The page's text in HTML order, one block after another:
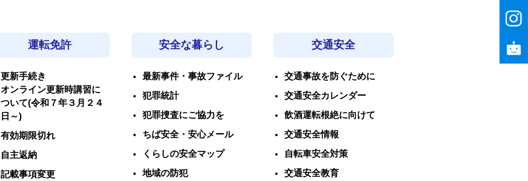
運転免許
更新手続き
オンライン更新時講習に
ついて(令和７年３月２４
日～)
有効期限切れ
自主返納
記載事項変更
安全な暮らし
最新事件・事故ファイル
犯罪統計
犯罪捜査にご協力を
ちば安全・安心メール
くらしの安全マップ
地域の防犯
交通安全
交通事故を防ぐために
交通安全カレンダー
飲酒運転根絶に向けて
交通安全情報
自転車安全対策
交通安全教育